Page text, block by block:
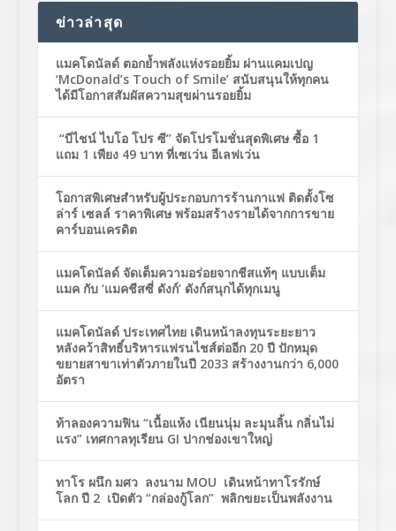
ข่าวล่าสุด
แมคโดนัลด์ ตอกย้ำพลังแห่งรอยยิ้ม ผ่านแคมเปญ
‘McDonald’s Touch of Smile’ สนับสนุนให้ทุกคน
ได้มีโอกาสสัมผัสความสุขผ่านรอยยิ้ม
“บีไชน์ ไบโอ โปร ซี” จัดโปรโมชั่นสุดพิเศษ ซื้อ 1
แถม 1 เพียง 49 บาท ที่เซเว่น อีเลฟเว่น
โอกาสพิเศษสำหรับผู้ประกอบการร้านกาแฟ ติดตั้งโซ
ล่าร์ เซลล์ ราคาพิเศษ พร้อมสร้างรายได้จากการขาย
คาร์บอนเครดิต
แมคโดนัลด์ จัดเต็มความอร่อยจากชีสแท้ๆ แบบเต็ม
แมค กับ ‘แมคชีสซี่ ดังก์’ ดังก์สนุกได้ทุกเมนู
แมคโดนัลด์ ประเทศไทย เดินหน้าลงทุนระยะยาว
หลังคว้าสิทธิ์บริหารแฟรนไชส์ต่ออีก 20 ปี ปักหมุด
ขยายสาขาเท่าตัวภายในปี 2033 สร้างงานกว่า 6,000
อัตรา
ท้าลองความฟิน “เนื้อแห้ง เนียนนุ่ม ละมุนลิ้น กลิ่นไม่
แรง” เทศกาลทุเรียน GI ปากช่องเขาใหญ่
ทาโร ผนึก มศว ลงนาม MOU เดินหน้าทาโรรักษ์
โลก ปี 2 เปิดตัว “กล่องกู้โลก” พลิกขยะเป็นพลังงาน